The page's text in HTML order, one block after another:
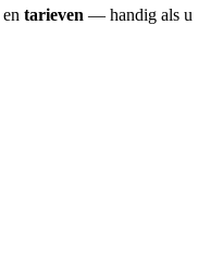
en tarieven — handig als u